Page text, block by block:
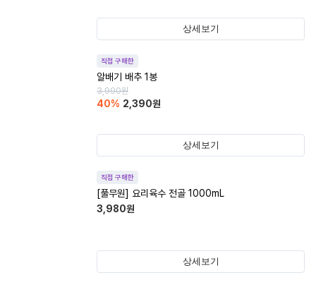
상세보기
직접 구매한
알배기 배추 1봉
3,990원
40% 2,390원
상세보기
직접 구매한
[풀무원] 요리육수 전골 1000mL
3,980원
상세보기